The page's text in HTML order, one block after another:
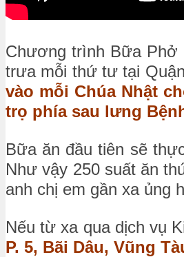
Chương trình Bữa Phở
trưa mỗi thứ tư tại
vào mỗi Chúa Nhật
trọ phía sau lưng
Bữa ăn đầu tiên sẽ
Như vậy 250 suất ăn
anh chị em gần xa ủng
Nếu từ xa qua dịch vụ
P. 5, Bãi Dâu, Vũng